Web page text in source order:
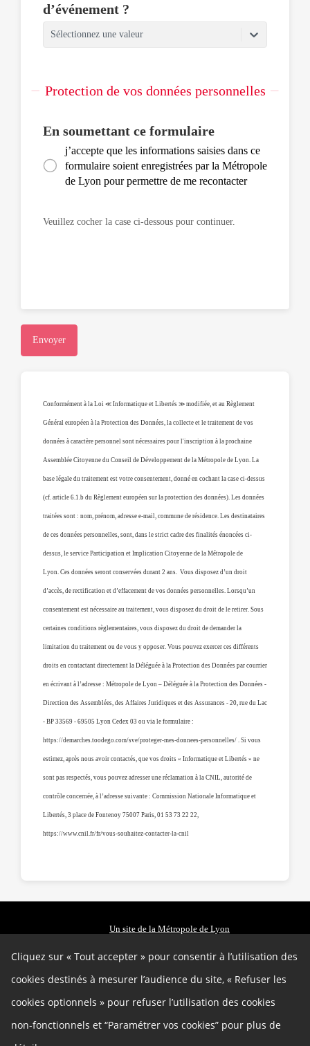
d’événement ?
Sélectionnez une valeur
Protection de vos données personnelles
En soumettant ce formulaire
j’accepte que les informations saisies dans ce
formulaire soient enregistrées par la Métropole
de Lyon pour permettre de me recontacter
Veuillez cocher la case ci-dessous pour continuer.
Envoyer
Conformément à la Loi ≪ Informatique et Libertés ≫ modifiée, et au Règlement
Général européen à la Protection des Données, la collecte et le traitement de vos
données à caractère personnel sont nécessaires pour l'inscription à la prochaine
Assemblée Citoyenne du Conseil de Développement de la Métropole de Lyon. La
base légale du traitement est votre consentement, donné en cochant la case ci-dessus
(cf. article 6.1.b du Règlement européen sur la protection des données). Les données
traitées sont : nom, prénom, adresse e-mail, commune de résidence. Les destinataires
de ces données personnelles, sont, dans le strict cadre des finalités énoncées ci-
dessus, le service Participation et Implication Citoyenne de la Métropole de
Lyon. Ces données seront conservées durant 2 ans. Vous disposez d’un droit
d’accès, de rectification et d’effacement de vos données personnelles. Lorsqu’un
consentement est nécessaire au traitement, vous disposez du droit de le retirer. Sous
certaines conditions règlementaires, vous disposez du droit de demander la
limitation du traitement ou de vous y opposer. Vous pouvez exercer ces différents
droits en contactant directement la Déléguée à la Protection des Données par courrier
en écrivant à l’adresse : Métropole de Lyon – Déléguée à la Protection des Données -
Direction des Assemblées, des Affaires Juridiques et des Assurances - 20, rue du Lac
- BP 33569 - 69505 Lyon Cedex 03 ou via le formulaire :
https://demarches.toodego.com/sve/proteger-mes-donnees-personnelles/ . Si vous
estimez, après nous avoir contactés, que vos droits « Informatique et Libertés » ne
sont pas respectés, vous pouvez adresser une réclamation à la CNIL, autorité de
contrôle concernée, à l’adresse suivante : Commission Nationale Informatique et
Libertés, 3 place de Fontenoy 75007 Paris, 01 53 73 22 22,
https://www.cnil.fr/fr/vous-souhaitez-contacter-la-cnil
Cliquez sur « Tout accepter » pour consentir à l’utilisation des
cookies destinés à mesurer l’audience du site, « Refuser les
cookies optionnels » pour refuser l’utilisation des cookies
non-fonctionnels et “Paramétrer vos cookies” pour plus de
Un site de la Métropole de Lyon
Cookies
Politique de confidentialité Mentions légales
Contact Plan du site
Accessibilité : partiellement conforme Charte